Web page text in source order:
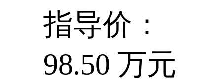
指导价：
98.50 万元